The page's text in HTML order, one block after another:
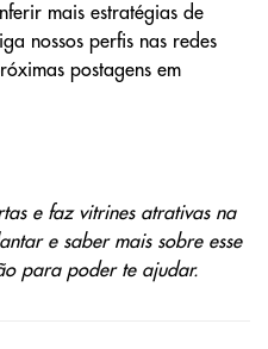
mais estratégias de
nossos perfis nas redes
postagens em
e faz vitrines atrativas na
e saber mais sobre esse
para poder te ajudar.